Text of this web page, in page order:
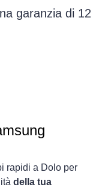
garanzia di 12
rapidi a Dolo per
della tua